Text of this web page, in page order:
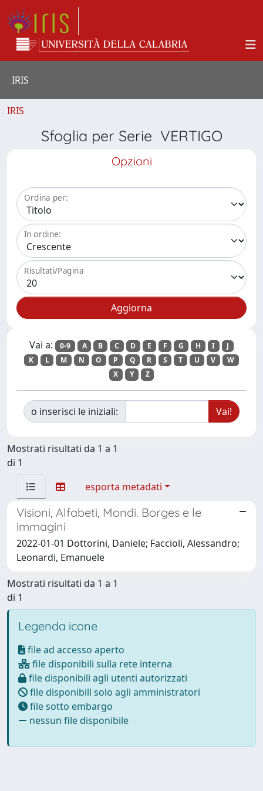
IRIS
IRIS
Sfoglia per Serie VERTIGO
Opzioni
Ordina per:
In ordine:
Risultati/Pagina
Vai a: 0-9 A B C D E F G H I
J
K
L M N O P Q R S T U V
W
X
Y Z
o inserisci le iniziali:
Mostrati risultati da 1 a 1
di 1
esporta metadati
Visioni, Alfabeti, Mondi. Borges e le
immagini
2022-01-01 Dottorini, Daniele; Faccioli, Alessandro;
Leonardi, Emanuele
Mostrati risultati da 1 a 1
di 1
Legenda icone
file ad accesso aperto
file disponibili sulla rete interna
file disponibili agli utenti autorizzati
file disponibili solo agli amministratori
file sotto embargo
nessun file disponibile